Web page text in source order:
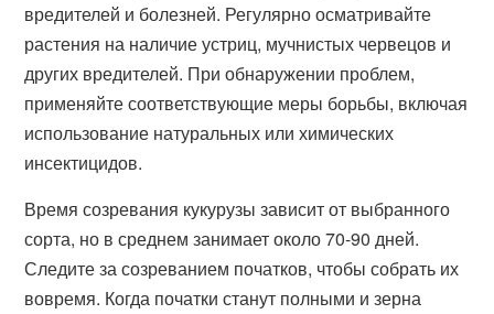
вредителей и болезней. Регулярно осматривайте
растения на наличие устриц, мучнистых червецов и
других вредителей. При обнаружении проблем,
применяйте соответствующие меры борьбы, включая
использование натуральных или химических
инсектицидов.
Время созревания кукурузы зависит от выбранного
сорта, но в среднем занимает около 70-90 дней.
Следите за созреванием початков, чтобы собрать их
вовремя. Когда початки станут полными и зерна